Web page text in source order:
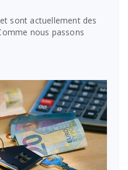
sont actuellement des
nous passons